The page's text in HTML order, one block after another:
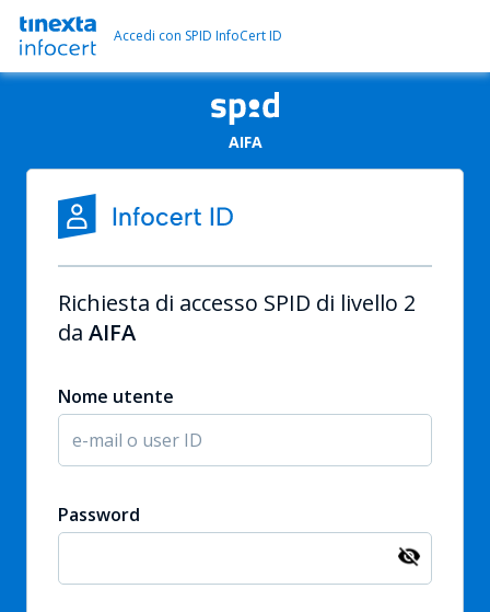
Accedi con SPID InfoCert ID
AIFA
Richiesta di accesso SPID di livello 2
da AIFA
Nome utente
Password